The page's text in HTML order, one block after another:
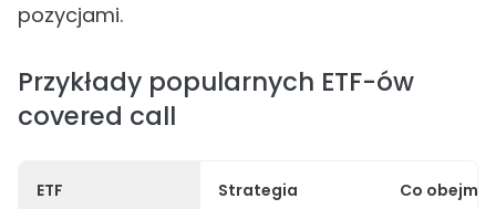
pozycjami.
Przykłady popularnych ETF-ów
covered call
ETF Strategia Co